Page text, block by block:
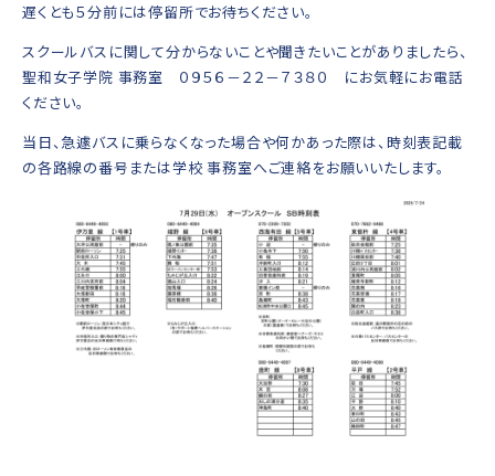
遅くとも５分前には停留所でお待ちください。
スクールバスに関して分からないことや聞きたいことがありましたら、
聖和女子学院 事務室 ０９５６－２２－７３８０ にお気軽にお電話
ください。
当日、急遽バスに乗らなくなった場合や何かあった際は、時刻表記載
の各路線の番号または学校 事務室へご連絡をお願いいたします。